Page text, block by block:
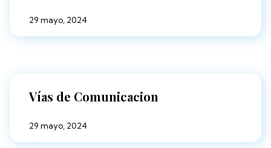
29 mayo, 2024
Vías de Comunicacion
29 mayo, 2024